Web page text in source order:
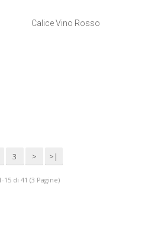
Calice Vino Rosso
3 > >|
15 di 41 (3 Pagine)